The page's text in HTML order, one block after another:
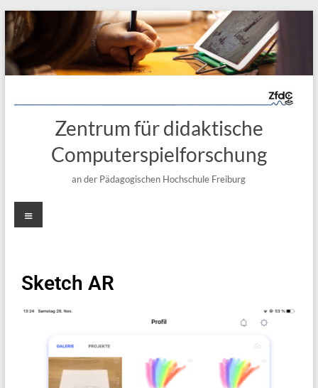
Zentrum für didaktische
Computerspielforschung
an der Pädagogischen Hochschule Freiburg
Sketch AR